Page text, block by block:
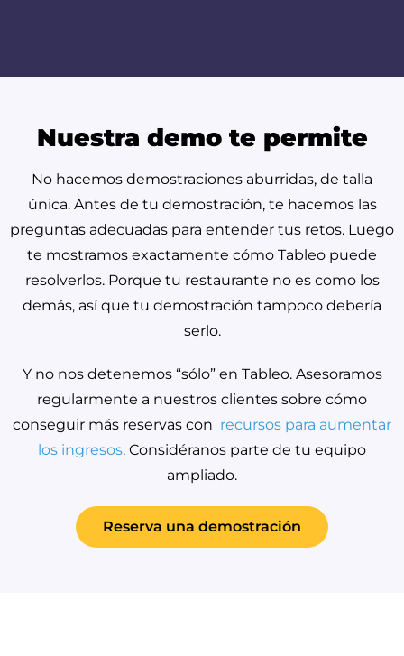
Nuestra demo te permite
No hacemos demostraciones aburridas, de talla
única. Antes de tu demostración, te hacemos las
preguntas adecuadas para entender tus retos. Luego
te mostramos exactamente cómo Tableo puede
resolverlos. Porque tu restaurante no es como los
demás, así que tu demostración tampoco debería
serlo.
Y no nos detenemos “sólo” en Tableo. Asesoramos
regularmente a nuestros clientes sobre cómo
conseguir más reservas con recursos para aumentar
los ingresos. Considéranos parte de tu equipo
ampliado.
Reserva una demostración